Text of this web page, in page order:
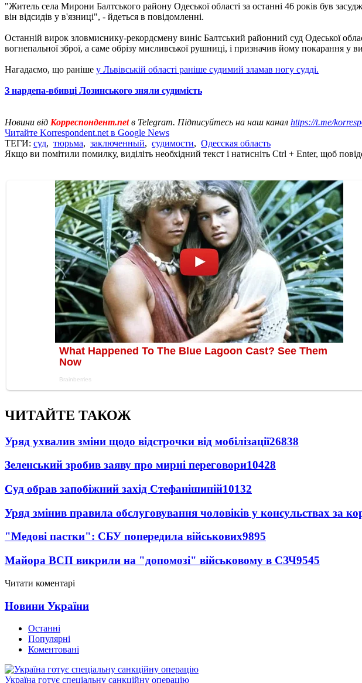
"Житель села Мирони Балтського району Одеської області за останні 46 років був
він відсидів у в'язниці", - йдеться в повідомленні.
Останній вирок зловмиснику-рекордсмену виніс Балтський районний суд Одеської
вогнепальної зброї, а саме обрізу мисливської рушниці, і призначив йому покарання у
Нагадаємо, що раніше у Львівській області раніше судимий зламав ногу судді.
З нардепа-вбивці Лозинського зняли судимість
Новини від Корреспондент.netв Telegram. Підписуйтесь на наш канал https://t.me/
Читайте Korrespondent.net в Google News
ТЕГИ: суд, тюрьма, заключенный, судимости, Одесская область
Якщо ви помітили помилку, виділіть необхідний текст і натисніть Ctrl + Enter, щоб
ЧИТАЙТЕ ТАКОЖ
Уряд ухвалив зміни щодо відстрочки від мобілізації26838
Зеленський зробив заяву про мирні переговори10428
Суд обрав запобіжний захід Стефанішиній10132
Уряд змінив правила обслуговування чоловіків у консульствах за
"Медові пастки": СБУ попередила військових9895
Майора ВСП викрили на "допомозі" військовому в СЗЧ9545
Читати коментарі
Новини України
Останні
Популярні
Коментовані
Україна готує спеціальну санкційну операцію